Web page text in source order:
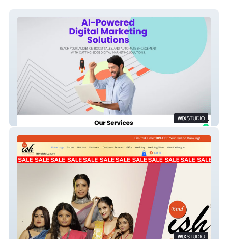
Bindish Luxury